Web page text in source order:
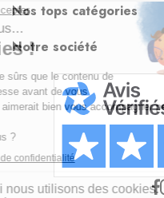
Nos tops catégories
Notre société